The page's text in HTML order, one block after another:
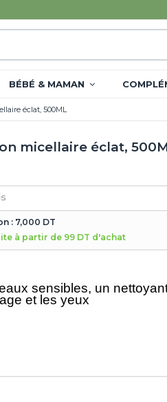
BÉBÉ & MAMAN
éclat, 500ML
micellaire éclat,
: 7,000 DT
à partir de 99 DT d'achat
sensibles, un
et les yeux